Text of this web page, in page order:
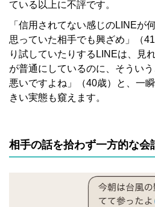
ている以上に不評です。
「信用されてない感じのLINEが
思っていた相手でも興ざめ」（
り試していたりするLINEは、見
が普通にしているのに、そうい
悪いですよね」（40歳）と、一
きい実態も窺えます。
相手の話を拾わず一方的な会